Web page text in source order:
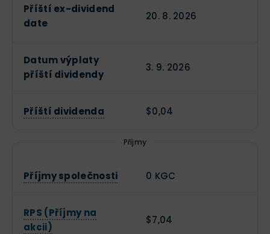
Příští ex-dividend
date
20. 8. 2026
Datum výplaty
příští dividendy
3. 9. 2026
Příští dividenda $0,04
Příjmy
Příjmy společnosti 0 KGC
RPS (Příjmy na
akcii)
$7,04